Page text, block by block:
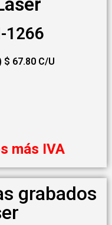
1266
67.80 C/U
más IVA
grabados